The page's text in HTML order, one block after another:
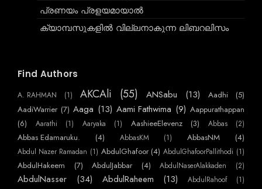
പ്രണയം പ്രളയമായാല്‍
ക്യാമ്പസുകളിൽ വില്ലനാകുന്ന ലിബറലിസം
►2020(702)
►2019(1488)
►2018(3867)
► 2017(6066)
► 2016 (2955)
Find Authors
A. RAHMAN (1) AKCAli (55) ANSabu (13) Aadhi
(5)
AadiWarrier (7) Aaga (13) Aami Fathwima (9) Aappurathappan
(6)
Aarathi (1) Aaryaka (1) AashieeElevenz (3) Abbas (2)
Abbas Edamaruku. (4) AbbasKM (1) AbbasNM (4)
Abdul Nazer Ramadan (1) AbdulGhafoor (4) AbdulGhafoorPallithodi (1)
AbdulHakeem (7) AbdulJabbar (4) AbdulNaserAlakkaden (2)
AbdulNasser (34) AbdulRaheem (13) AbdulRahoof (1)